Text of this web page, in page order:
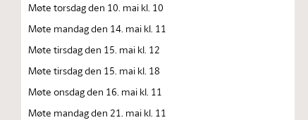
Møte torsdag den 10. mai kl. 10
Møte mandag den 14. mai kl. 11
Møte tirsdag den 15. mai kl. 12
Møte tirsdag den 15. mai kl. 18
Møte onsdag den 16. mai kl. 11
Møte mandag den 21. mai kl. 11